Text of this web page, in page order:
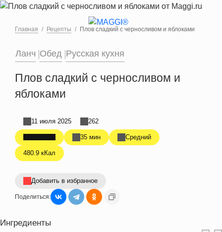
Перейти к основному содержанию
Главная Рецепты Плов сладкий с черносливом и яблоками
Ланч Обед Русская кухня
Плов сладкий с черносливом и
яблоками
35 мин Средний
480.9 кКал
11 июля 2025 262
Добавить в избранное
Поделиться:
Ингредиенты